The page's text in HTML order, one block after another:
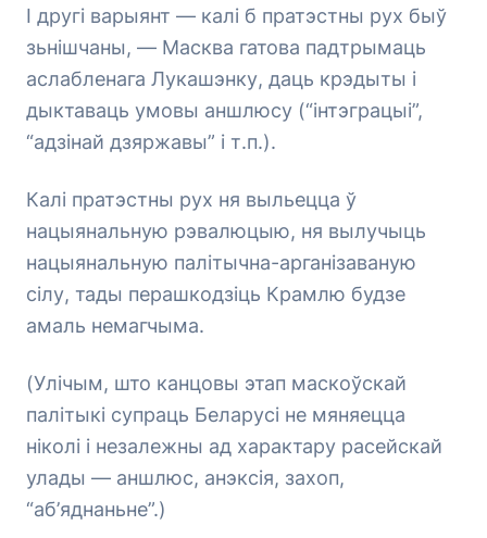
І другі варыянт — калі б пратэстны рух быў
зьнішчаны, — Масква гатова падтрымаць
аслабленага Лукашэнку, даць крэдыты і
дыктаваць умовы аншлюсу (“інтэграцыі”,
“адзінай дзяржавы” і т.п.).
Калі пратэстны рух ня выльецца ў
нацыянальную рэвалюцыю, ня вылучыць
нацыянальную палітычна-арганізаваную
сілу, тады перашкодзіць Крамлю будзе
амаль немагчыма.
(Улічым, што канцовы этап маскоўскай
палітыкі супраць Беларусі не мяняецца
ніколі і незалежны ад характару расейскай
улады — аншлюс, анэксія, захоп,
“аб’яднаньне”.)